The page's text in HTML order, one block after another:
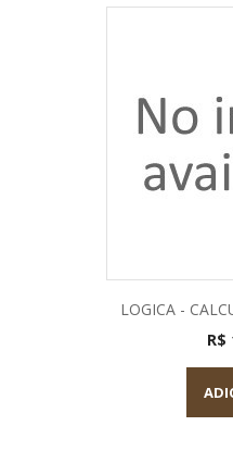
LOGICA -
R$